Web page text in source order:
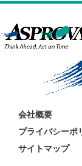
会社概要
プライバシーポ
サイトマップ